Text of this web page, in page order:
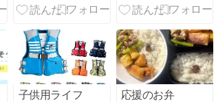
赤ちゃんガイ
子供用ライフ
応援のお弁